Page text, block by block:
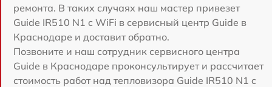
ремонта. В таких случаях наш мастер привезет
Guide IR510 N1 c WiFi в сервисный центр Guide в
Краснодаре и доставит обратно.
Позвоните и наш сотрудник сервисного центра
Guide в Краснодаре проконсультирует и рассчитает
стоимость работ над тепловизора Guide IR510 N1 c